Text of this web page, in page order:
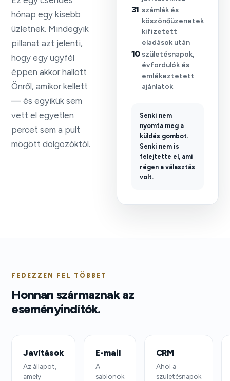
hónap egy kisebb
üzletnek. Mindegyik
pillanat azt jelenti,
hogy egy ügyfél
éppen akkor hallott
Önről, amikor kellett
— és egyikük sem
vett el egyetlen
percet sem a pult
mögött dolgozóktól.
31 számlák és
köszönőüzenetek
kifizetett
eladások után
10 születésnapok,
évfordulók és
emlékeztetett
ajánlatok
Senki nem
nyomta meg a
küldés gombot.
Senki nem is
felejtette el, ami
régen a választás
volt.
FEDEZZEN FEL TÖBBET
Honnan származnak az
eseményindítók.
Javítások
Az állapot,
amely
E-mail
A
sablonok
CRM
Ahol a
születésnapok